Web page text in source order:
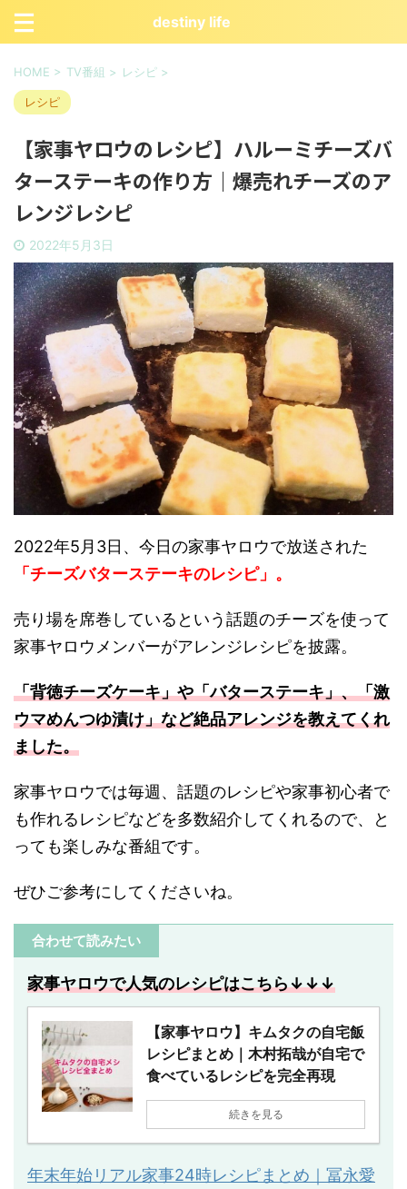
destiny life
HOME > TV番組 > レシピ >
レシピ
【家事ヤロウのレシピ】ハルーミチーズバ
ターステーキの作り方｜爆売れチーズのア
レンジレシピ
2022年5月3日
2022年5月3日、今日の家事ヤロウで放送された
「チーズバターステーキのレシピ」。
売り場を席巻しているという話題のチーズを使って
家事ヤロウメンバーがアレンジレシピを披露。
「背徳チーズケーキ」や「バターステーキ」、「激
ウマめんつゆ漬け」など絶品アレンジを教えてくれ
ました。
家事ヤロウでは毎週、話題のレシピや家事初心者で
も作れるレシピなどを多数紹介してくれるので、と
っても楽しみな番組です。
ぜひご参考にしてくださいね。
合わせて読みたい
家事ヤロウで人気のレシピはこちら↓↓↓
【家事ヤロウ】キムタクの自宅飯
レシピまとめ｜木村拓哉が自宅で
食べているレシピを完全再現
続きを見る
年末年始リアル家事24時レシピまとめ｜冨永愛